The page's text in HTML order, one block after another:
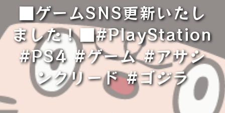
■ゲームSNS更新いたし
ました！■#PlayStation
#PS4 #ゲーム #アサシ
ンクリード #ゴジラ